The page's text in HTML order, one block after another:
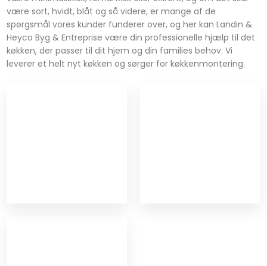
være sort, hvidt, blåt og så videre, er mange af de
spørgsmål vores kunder funderer over, og her kan Landin &
Heyco Byg & Entreprise være din professionelle hjælp til det
køkken, der passer til dit hjem og din families behov.​ Vi
leverer et helt nyt køkken og sørger for køkkenmontering.